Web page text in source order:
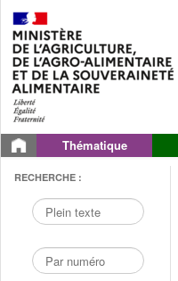
Thématique
RECHERCHE :